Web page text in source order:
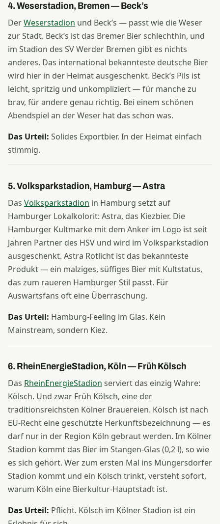
4. Weserstadion, Bremen — Beck’s
DerWeserstadion und Beck’s — passt wie die Weser
zur Stadt. Beck’s ist das Bremer Bier schlechthin, und
im Stadion des SV Werder Bremen gibt es nichts
anderes. Das international bekannteste deutsche Bier
wird hier in der Heimat ausgeschenkt. Beck’s Pils ist
leicht, spritzig und unkompliziert — für manche zu
brav, für andere genau richtig. Bei einem schönen
Abendspiel an der Weser hat das schon was.
Das Urteil: Solides Exportbier. In der Heimat einfach
stimmig.
5. Volksparkstadion, Hamburg — Astra
Das Volksparkstadion in Hamburg setzt auf
Hamburger Lokalkolorit: Astra, das Kiezbier. Die
Hamburger Kultmarke mit dem Anker im Logo ist seit
Jahren Partner des HSV und wird im Volksparkstadion
ausgeschenkt. Astra Rotlicht ist das bekannteste
Produkt — ein malziges, süffiges Bier mit Kultstatus,
das zum raueren Hamburger Stil passt. Für
Auswärtsfans oft eine Überraschung.
Das Urteil: Hamburg-Feeling im Glas. Kein
Mainstream, sondern Kiez.
6. RheinEnergieStadion, Köln — Früh Kölsch
Das RheinEnergieStadion serviert das einzig Wahre:
Kölsch. Und zwar Früh Kölsch, eine der
traditionsreichsten Kölner Brauereien. Kölsch ist nach
EU-Recht eine geschützte Herkunftsbezeichnung — es
darf nur in der Region Köln gebraut werden. Im Kölner
Stadion kommt das Bier im Stangen-Glas (0,2 l), so wie
es sich gehört. Wer zum ersten Mal ins Müngersdorfer
Stadion kommt und ein Kölsch trinkt, versteht sofort,
warum Köln eine Bierkultur-Hauptstadt ist.
Das Urteil: Pflicht. Kölsch im Kölner Stadion ist ein